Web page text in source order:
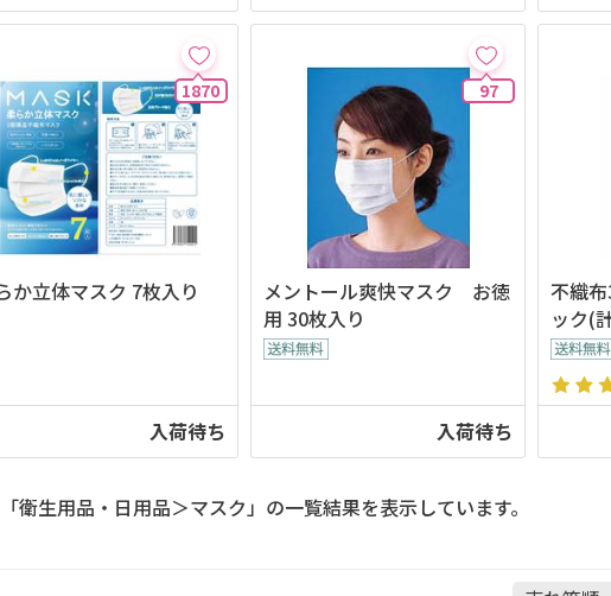
1870
か立体マスク 7枚入り
入荷待ち
97
メントール爽快マスク お徳
用 30枚入り
入荷待ち
不織
ック(
衛生用品・日用品＞マスク」の一覧結果を表示しています。